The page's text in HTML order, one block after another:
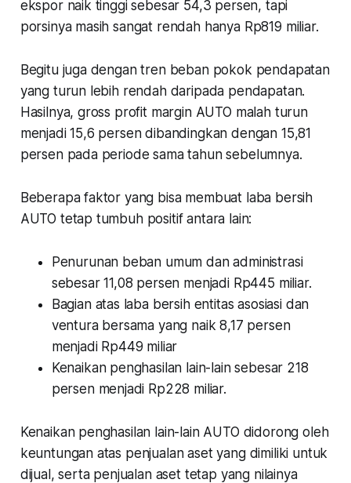
ekspor naik tinggi sebesar 54,3 persen, tapi
porsinya masih sangat rendah hanya Rp819 miliar.
Begitu juga dengan tren beban pokok pendapatan
yang turun lebih rendah daripada pendapatan.
Hasilnya, gross profit margin AUTO malah turun
menjadi 15,6 persen dibandingkan dengan 15,81
persen pada periode sama tahun sebelumnya.
Beberapa faktor yang bisa membuat laba bersih
AUTO tetap tumbuh positif antara lain:
Penurunan beban umum dan administrasi
sebesar 11,08 persen menjadi Rp445 miliar.
Bagian atas laba bersih entitas asosiasi dan
ventura bersama yang naik 8,17 persen
menjadi Rp449 miliar
Kenaikan penghasilan lain-lain sebesar 218
persen menjadi Rp228 miliar.
Kenaikan penghasilan lain-lain AUTO didorong oleh
keuntungan atas penjualan aset yang dimiliki untuk
dijual, serta penjualan aset tetap yang nilainya